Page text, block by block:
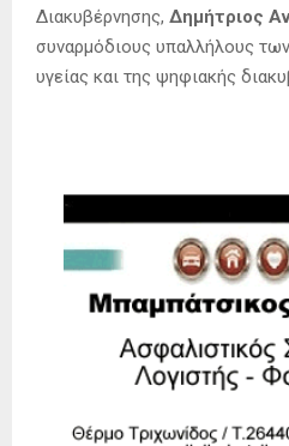
Διακυβέρνησης, Δημήτριος
συναρμόδιους υπαλλήλους
υγείας και της ψηφιακής